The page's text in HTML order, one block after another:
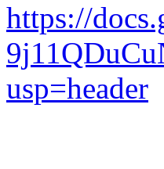
https://
usp=header